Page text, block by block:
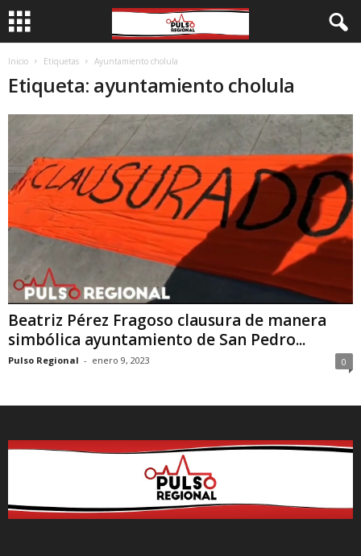
Inicio Etiquetas Ayuntamiento cholula
Etiqueta: ayuntamiento cholula
Beatriz Pérez Fragoso clausura de manera
simbólica ayuntamiento de San Pedro...
Pulso Regional - enero 9, 2023 0